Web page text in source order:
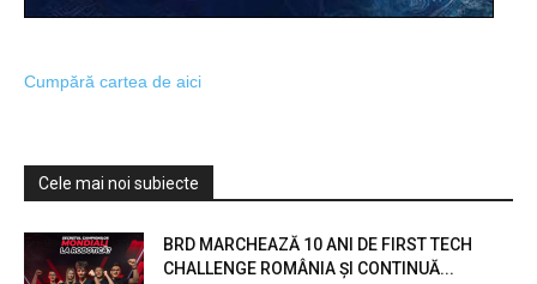
Cumpără cartea de aici
Cele mai noi subiecte
BRD MARCHEAZĂ 10 ANI DE FIRST TECH
CHALLENGE ROMÂNIA ȘI CONTINUĂ...